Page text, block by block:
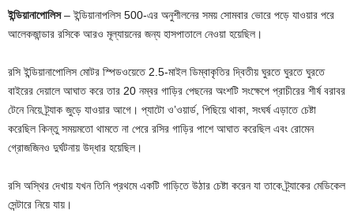
ইন্ডিয়ানাপোলিস– ইন্ডিয়ানাপলিস 500-এর অনুশীলনের সময় সোমবার ভোরে পড়ে যাওয়ার পরে
আলেকজান্ডার রসিকে আরও মূল্যায়নের জন্য হাসপাতালে নেওয়া হয়েছিল।
রসি ইন্ডিয়ানাপোলিস মোটর স্পিডওয়েতে 2.5-মাইল ডিম্বাকৃতির দ্বিতীয় ঘুরতে ঘুরতে ঘুরতে
বাইরের দেয়ালে আঘাত করে তার 20 নম্বর গাড়ির পেছনের অংশটি সংক্ষেপে প্রাচীরের শীর্ষ বরাবর
টেনে নিয়ে ট্র্যাক জুড়ে যাওয়ার আগে। প্যাটো ও’ওয়ার্ড, পিছিয়ে থাকা, সংঘর্ষ এড়াতে চেষ্টা
করেছিল কিন্তু সময়মতো থামতে না পেরে রসির গাড়ির পাশে আঘাত করেছিল এবং রোমেন
গ্রোজজিনও দুর্ঘটনায় উদ্ধার হয়েছিল।
রসি অস্থির দেখায় যখন তিনি প্রথমে একটি গাড়িতে উঠার চেষ্টা করেন যা তাকে ট্র্যাকের মেডিকেল
সেন্টারে নিয়ে যায়।